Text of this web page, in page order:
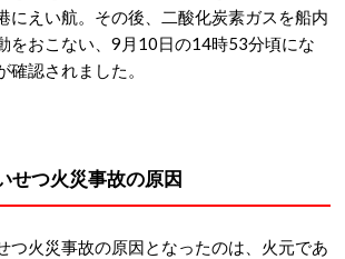
にえい航。その後、二酸化炭素ガスを船内
をおこない、9月10日の14時53分頃にな
確認されました。
せつ火災事故の原因
つ火災事故の原因となったのは、火元であ